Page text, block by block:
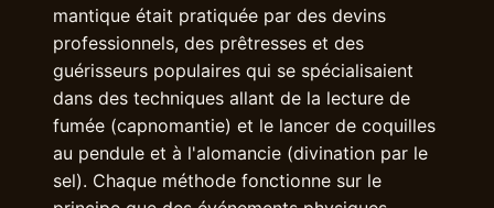
mantique était pratiquée par des devins
professionnels, des prêtresses et des
guérisseurs populaires qui se spécialisaient
dans des techniques allant de la lecture de
fumée (capnomantie) et le lancer de coquilles
au pendule et à l'alomancie (divination par le
sel). Chaque méthode fonctionne sur le